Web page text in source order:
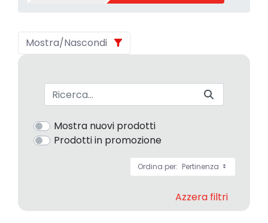
Mostra/Nascondi
Barra di ricerca
Mostra nuovi prodotti
Prodotti in promozione
Ordina per: Pertinenza
Azzera filtri